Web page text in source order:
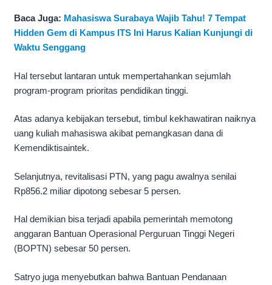
Baca Juga: Mahasiswa Surabaya Wajib Tahu! 7 Tempat
Hidden Gem di Kampus ITS Ini Harus Kalian Kunjungi di
Waktu Senggang
Hal tersebut lantaran untuk mempertahankan sejumlah
program-program prioritas pendidikan tinggi.
Atas adanya kebijakan tersebut, timbul kekhawatiran naiknya
uang kuliah mahasiswa akibat pemangkasan dana di
Kemendiktisaintek.
Selanjutnya, revitalisasi PTN, yang pagu awalnya senilai
Rp856.2 miliar dipotong sebesar 5 persen.
Hal demikian bisa terjadi apabila pemerintah memotong
anggaran Bantuan Operasional Perguruan Tinggi Negeri
(BOPTN) sebesar 50 persen.
Satryo juga menyebutkan bahwa Bantuan Pendanaan